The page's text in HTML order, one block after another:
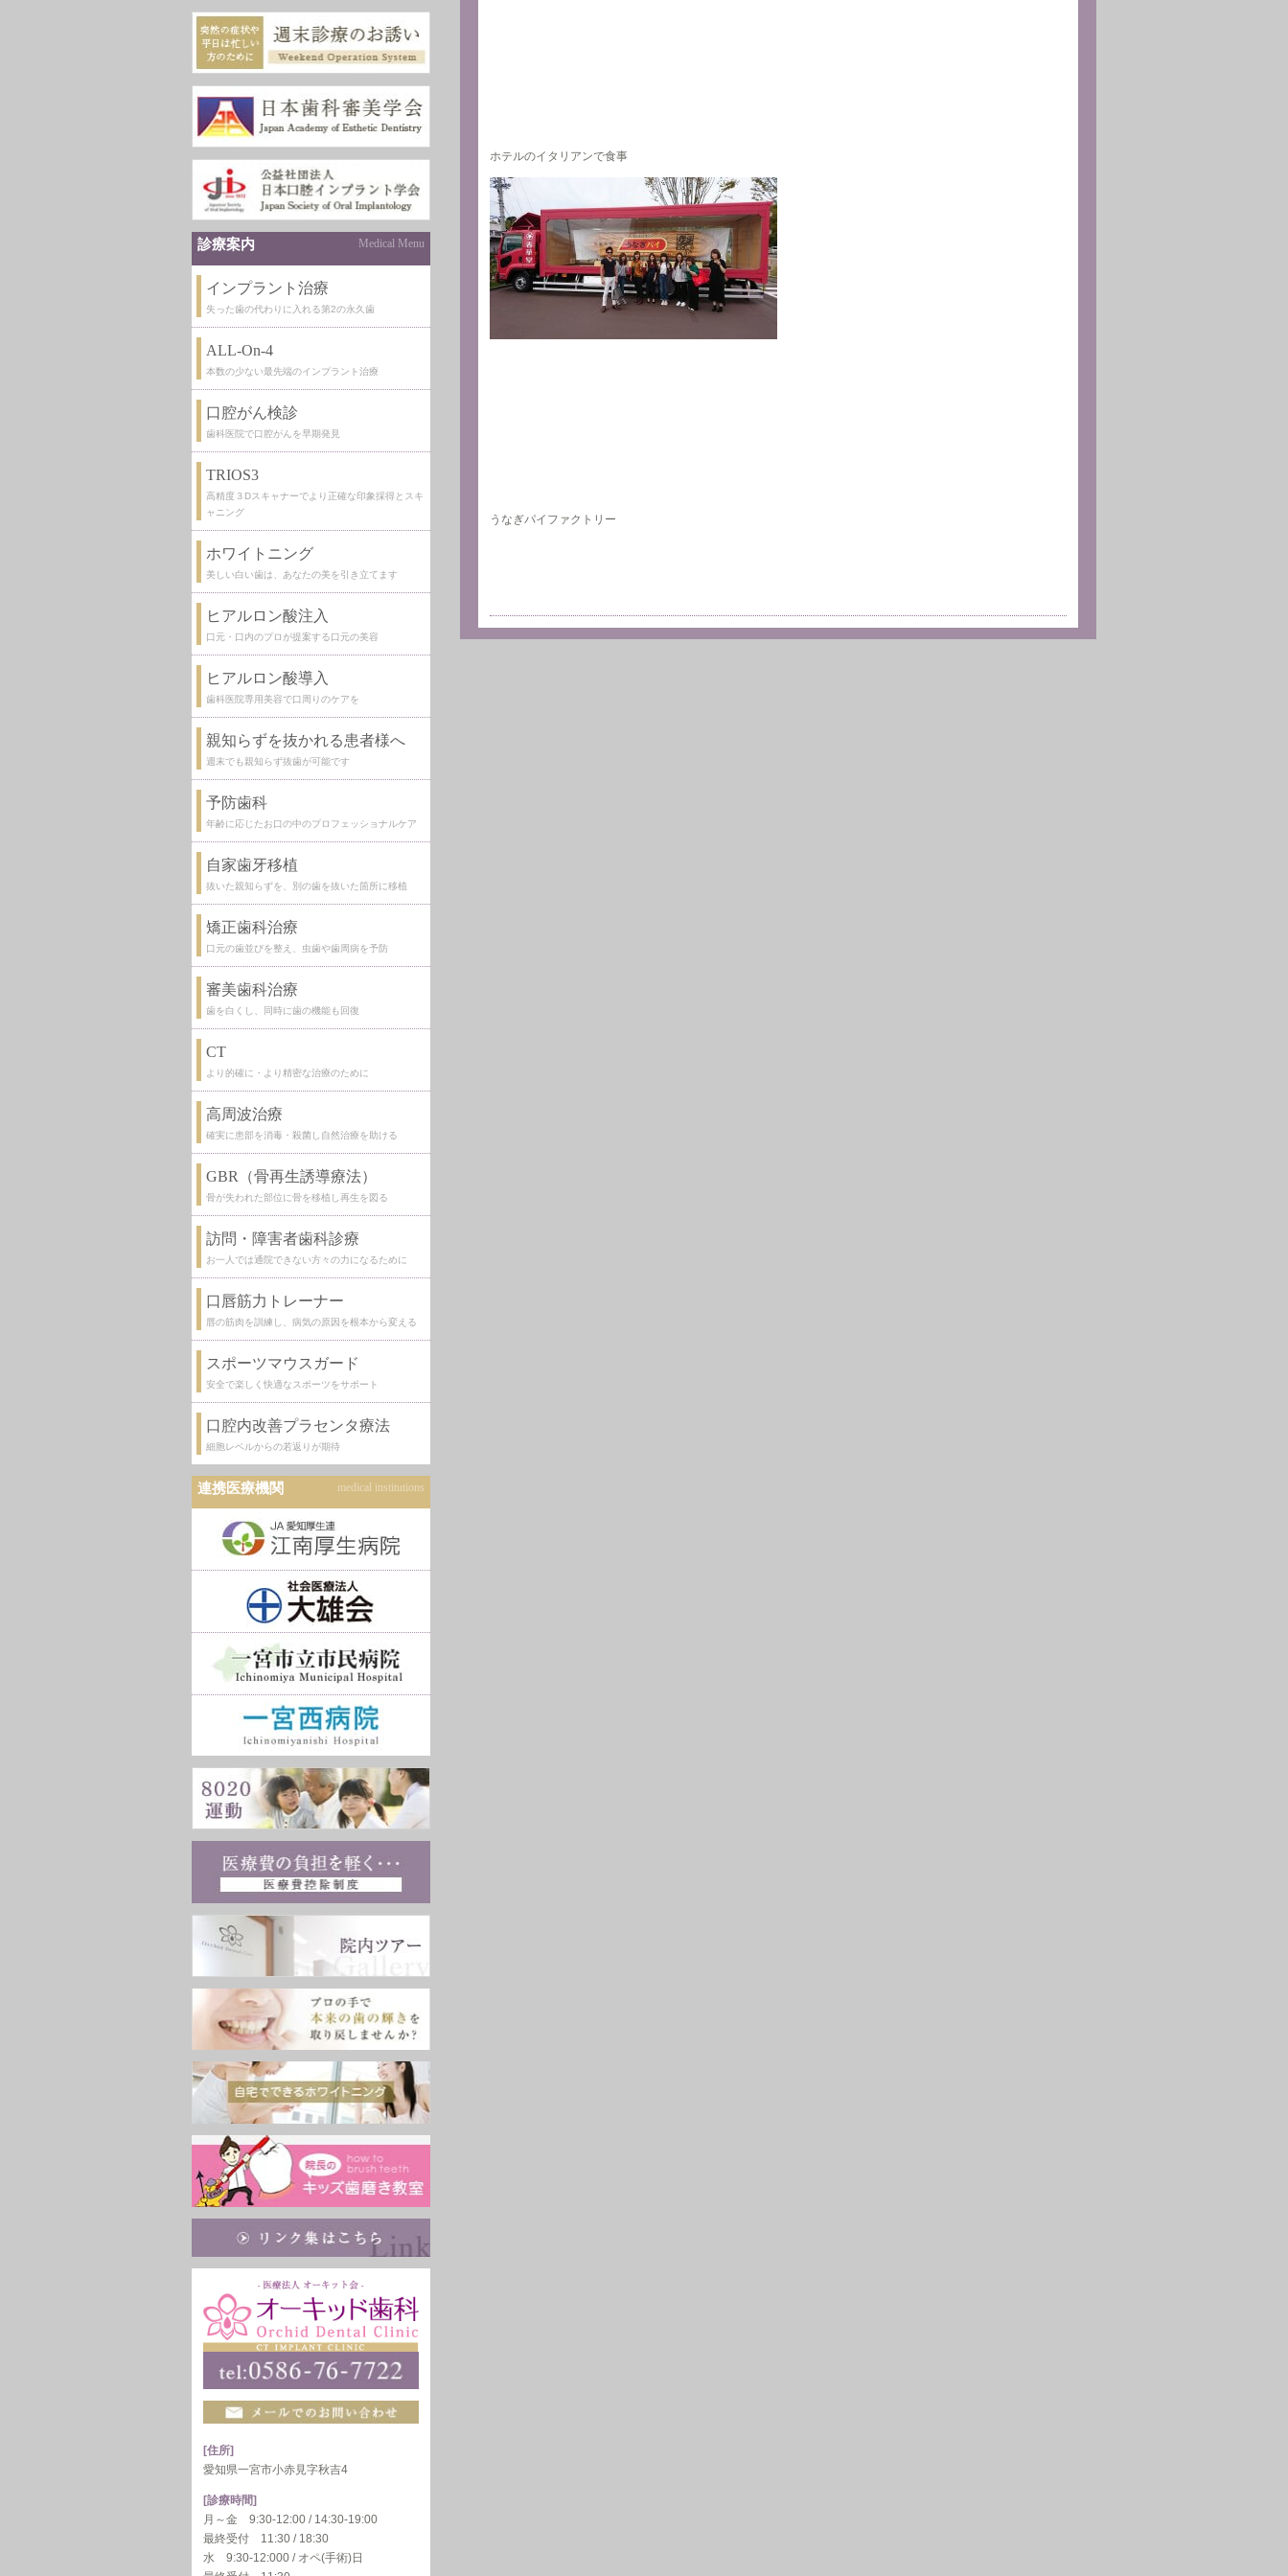
診療案内 Medical Menu
インプラント治療
失った歯の代わりに入れる第2の永久歯
ALL-On-4
本数の少ない最先端のインプラント治療
口腔がん検診
歯科医院で口腔がんを早期発見
TRIOS3
高精度３Dスキャナーでより正確な印象採得とスキ
ャニング
ホワイトニング
美しい白い歯は、あなたの美を引き立てます
ヒアルロン酸注入
口元・口内のプロが提案する口元の美容
ヒアルロン酸導入
歯科医院専用美容で口周りのケアを
親知らずを抜かれる患者様へ
週末でも親知らず抜歯が可能です
予防歯科
年齢に応じたお口の中のプロフェッショナルケア
自家歯牙移植
抜いた親知らずを、別の歯を抜いた箇所に移植
矯正歯科治療
口元の歯並びを整え、虫歯や歯周病を予防
審美歯科治療
歯を白くし、同時に歯の機能も回復
CT
より的確に・より精密な治療のために
高周波治療
確実に患部を消毒・殺菌し自然治療を助ける
GBR（骨再生誘導療法）
骨が失われた部位に骨を移植し再生を図る
訪問・障害者歯科診療
お一人では通院できない方々の力になるために
口唇筋力トレーナー
唇の筋肉を訓練し、病気の原因を根本から変える
スポーツマウスガード
安全で楽しく快適なスポーツをサポート
口腔内改善プラセンタ療法
細胞レベルからの若返りが期待
連携医療機関 medical institutions
[住所]
愛知県一宮市小赤見字秋吉4
[診療時間]
月～金 9:30-12:00 / 14:30-19:00
最終受付 11:30 / 18:30
水 9:30-12:000 / オペ(手術)日
ホテルのイタリアンで食事
うなぎパイファクトリー